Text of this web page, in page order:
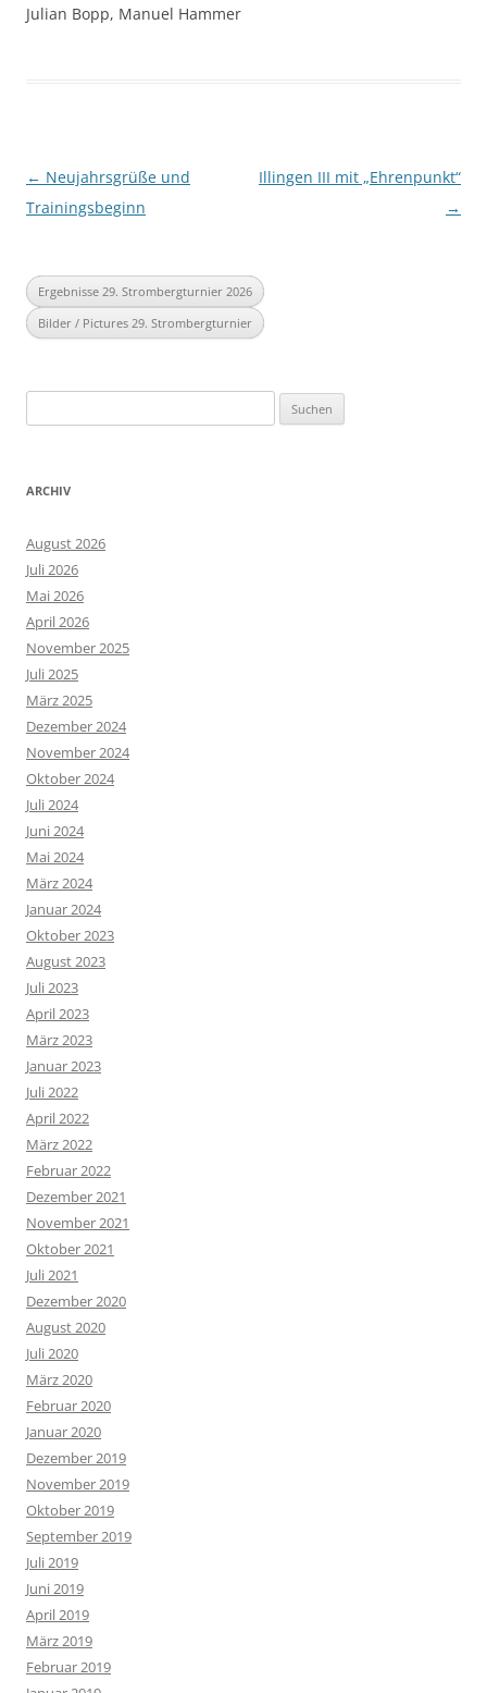
Julian Bopp, Manuel Hammer
Beitragsnavigation
← Neujahrsgrüße und
Trainingsbeginn
Illingen III mit „Ehrenpunkt“
→
Ergebnisse 29. Strombergturnier 2026
Bilder / Pictures 29. Strombergturnier
nach:
ARCHIV
August 2026
Juli 2026
Mai 2026
April 2026
November 2025
Juli 2025
März 2025
Dezember 2024
November 2024
Oktober 2024
Juli 2024
Juni 2024
Mai 2024
März 2024
Januar 2024
Oktober 2023
August 2023
Juli 2023
April 2023
März 2023
Januar 2023
Juli 2022
April 2022
März 2022
Februar 2022
Dezember 2021
November 2021
Oktober 2021
Juli 2021
Dezember 2020
August 2020
Juli 2020
März 2020
Februar 2020
Januar 2020
Dezember 2019
November 2019
Oktober 2019
September 2019
Juli 2019
Juni 2019
April 2019
März 2019
Februar 2019